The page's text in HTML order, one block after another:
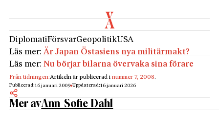
DiplomatiFörsvarGeopolitikUSA
Läs mer:Är Japan Östasiens nya militärmakt?
Läs mer:Nu börjar bilarna övervaka sina förare
Från tidningen:Artikeln är publicerad inummer 7, 2008.
Publicerad:16 januari 2009 Uppdaterad:16 januari 2026
Mer avAnn-Sofie Dahl